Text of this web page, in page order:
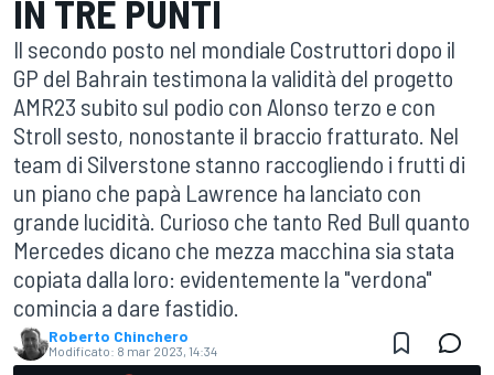
IN TRE PUNTI
Il secondo posto nel mondiale Costruttori dopo il
GP del Bahrain testimona la validità del progetto
AMR23 subito sul podio con Alonso terzo e con
Stroll sesto, nonostante il braccio fratturato. Nel
team di Silverstone stanno raccogliendo i frutti di
un piano che papà Lawrence ha lanciato con
grande lucidità. Curioso che tanto Red Bull quanto
Mercedes dicano che mezza macchina sia stata
copiata dalla loro: evidentemente la "verdona"
comincia a dare fastidio.
Roberto Chinchero
Modificato: 8 mar 2023, 14:34